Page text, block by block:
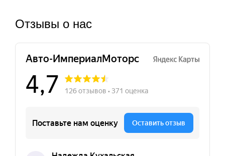
Отзывы о нас